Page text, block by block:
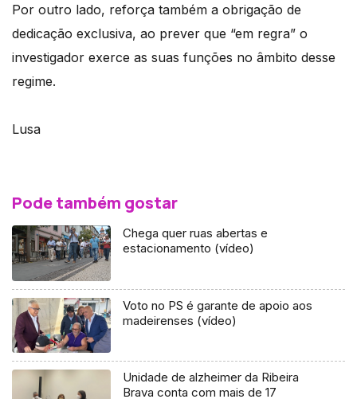
Por outro lado, reforça também a obrigação de
dedicação exclusiva, ao prever que “em regra” o
investigador exerce as suas funções no âmbito desse
regime.
Lusa
Pode também gostar
Chega quer ruas abertas e
estacionamento (vídeo)
Voto no PS é garante de apoio aos
madeirenses (vídeo)
Unidade de alzheimer da Ribeira
Brava conta com mais de 17